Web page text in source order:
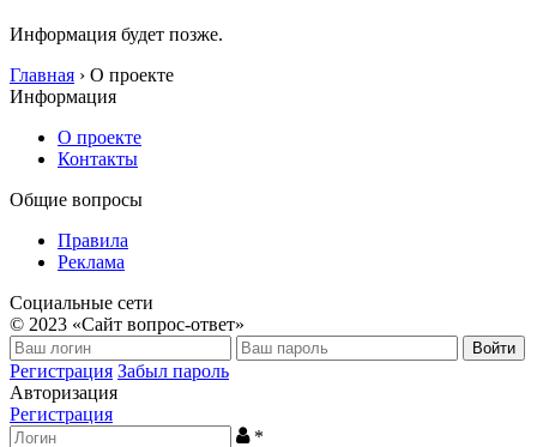
Информация будет позже.
Главная › О проекте
Информация
О проекте
Контакты
Общие вопросы
Правила
Реклама
Социальные сети
© 2023 «Сайт вопрос-ответ»
Войти
Регистрация Забыл пароль
Авторизация
Регистрация
*